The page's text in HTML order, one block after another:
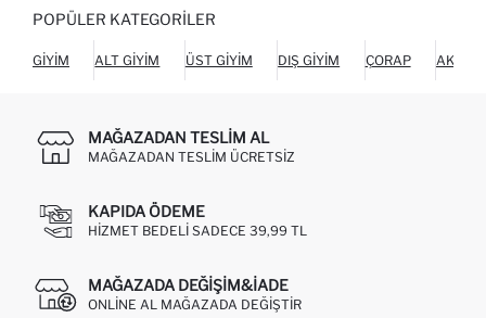
POPÜLER KATEGORILER
GIYIM ALT GIYIM ÜST GIYIM DIŞ GIYIM ÇORAP
MAĞAZADAN TESLIM AL
MAĞAZADAN TESLIM ÜCRETSIZ
KAPIDA ÖDEME
HIZMET BEDELI SADECE 39,99 TL
MAĞAZADA DEĞIŞIM&İADE
ONLINE AL MAĞAZADA DEĞIŞTIR